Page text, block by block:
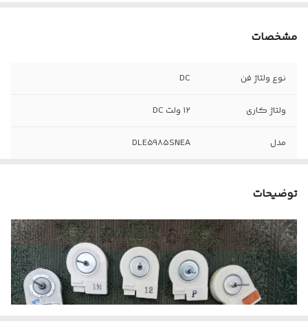
مشخصات
نوع ولتاژ فن DC
ولتاژ کاری ۱۲ ولت DC
مدل DLE5985SNEA
سوکت
قابلیت Feedback
برای برد
دارد
RPM ۲۵۲۰
توضیحات